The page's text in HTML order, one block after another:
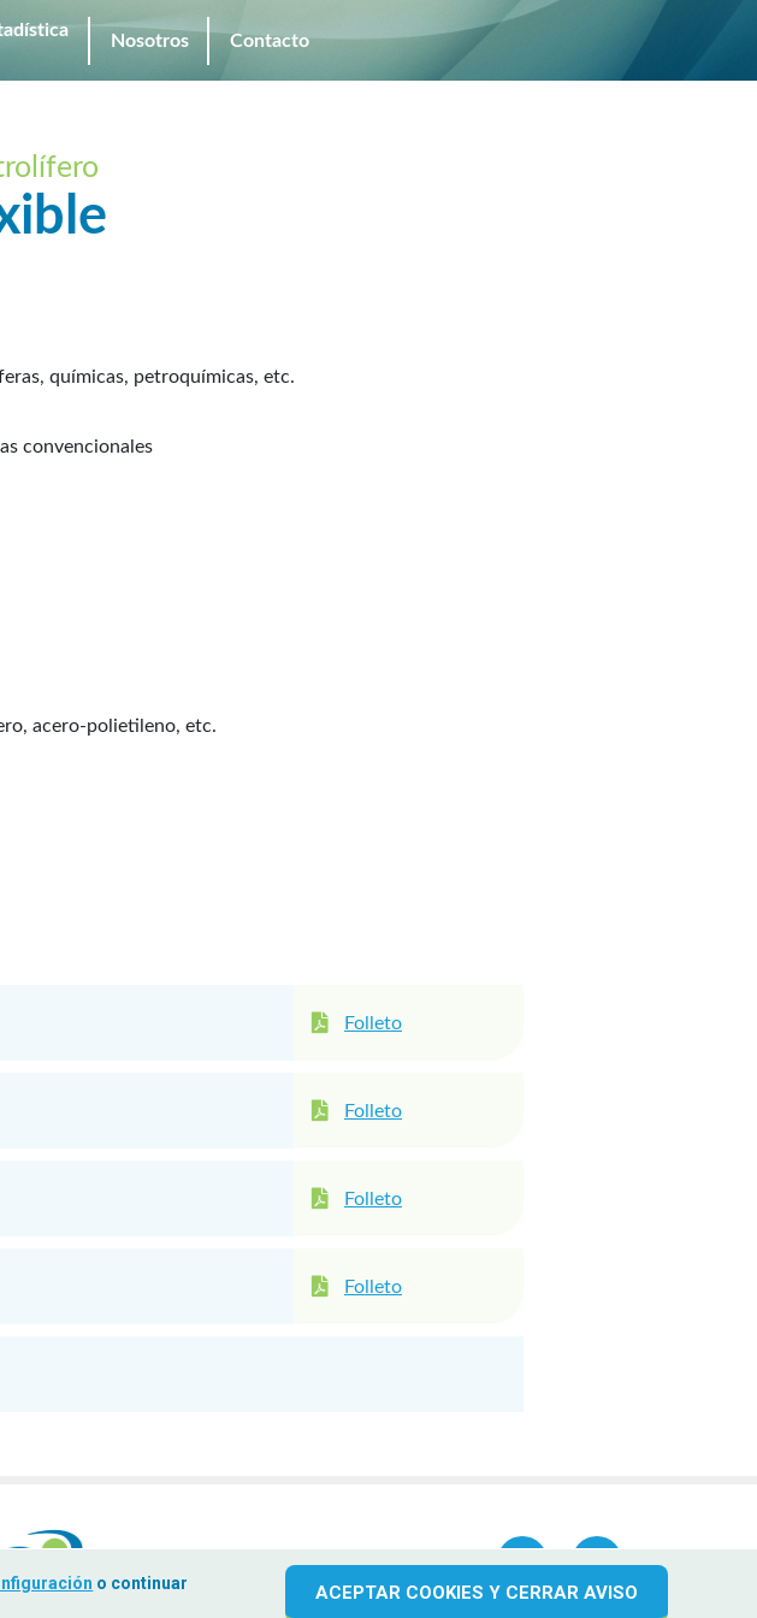
Nosotros
Nosotros Contacto
químicas, petroquímicas, etc.
convencionales
acero-polietileno, etc.
Folleto
Folleto
Folleto
Folleto
o continuar
ACEPTAR COOKIES Y CERRAR AVISO